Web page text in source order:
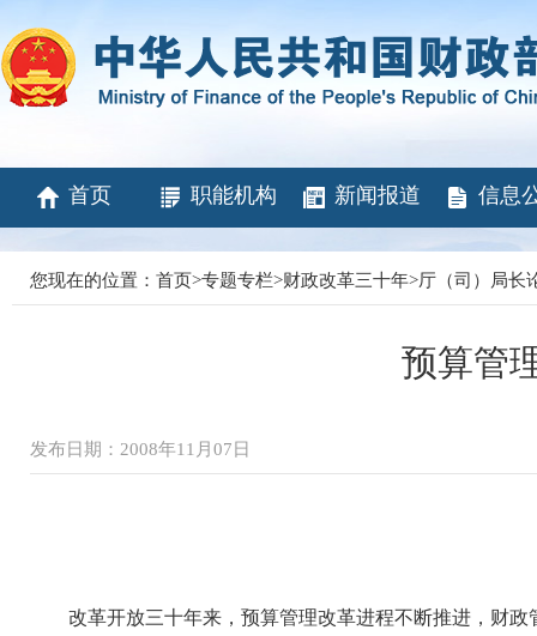
首页 职能机构 新闻报道 信息
您现在的位置： 首页>专题专栏>财政改革三十年>厅（司）局长
预算管
发布日期：2008年11月07日
改革开放三十年来，预算管理改革进程不断推进，财政